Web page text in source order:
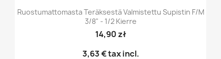
Ruostumattomasta Teräksestä Valmistettu Supistin F/M
3/8" - 1/2 Kierre
14,90 zł
3,63 €tax incl.